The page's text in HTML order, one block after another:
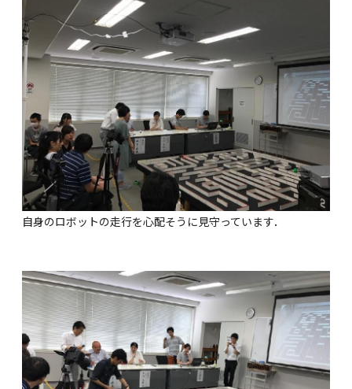
自身のロボットの走行を心配そうに見守っています．